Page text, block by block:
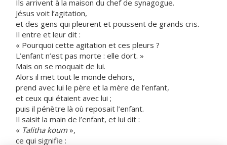
Ils arrivent à la maison du chef de synagogue.
Jésus voit l’agitation,
et des gens qui pleurent et poussent de grands cris.
Il entre et leur dit :
« Pourquoi cette agitation et ces pleurs ?
L’enfant n’est pas morte : elle dort. »
Mais on se moquait de lui.
Alors il met tout le monde dehors,
prend avec lui le père et la mère de l’enfant,
et ceux qui étaient avec lui ;
puis il pénètre là où reposait l’enfant.
Il saisit la main de l’enfant, et lui dit :
« Talitha koum »,
ce qui signifie :